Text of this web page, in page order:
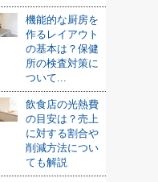
機能的な厨房を
作るレイアウト
の基本は？保健
所の検査対策に
ついて...
飲食店の光熱費
の目安は？売上
に対する割合や
削減方法につい
ても解説